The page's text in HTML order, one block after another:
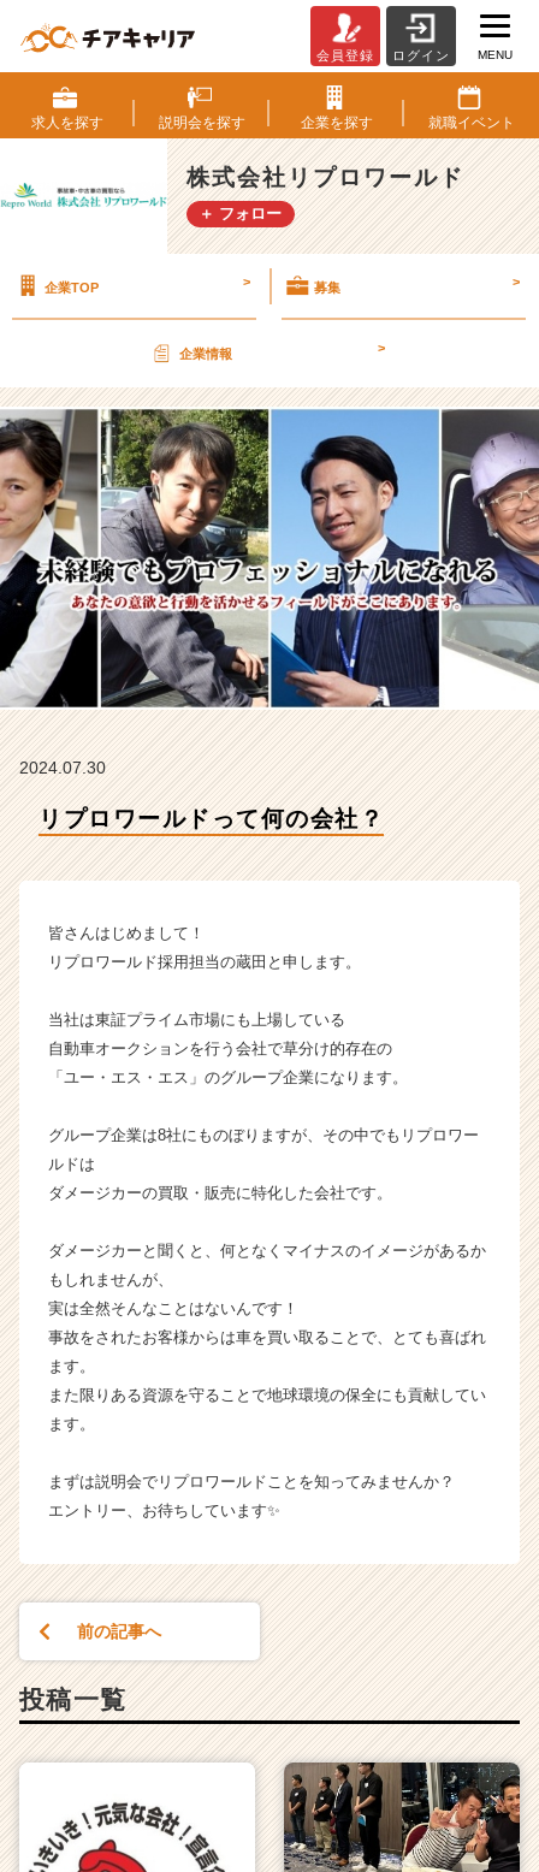
プ
ロ
ワ
ー
ル
ド
の
会
【株
式
会
社
リ
プ
ロ
ワ
ー
ル
ド
の
タ
ン】
チ
ー・
長
企
業
ら
ウ
が
く
就
イ
ア
キ
（C
e
a
e
r）
会員登録 ログイン MENU
求人を探す 説明会を探す 企業を探す 就職イベント
株式会社リプロワールド
＋ フォロー
企業TOP > 募集 >
企業情報 >
2024.07.30
リプロワールドって何の会社？
皆さんはじめまして！
リプロワールド採用担当の蔵田と申します。
当社は東証プライム市場にも上場している
自動車オークションを行う会社で草分け的存在の
「ユー・エス・エス」のグループ企業になります。
グループ企業は8社にものぼりますが、その中でもリプロワー
ルドは
ダメージカーの買取・販売に特化した会社です。
ダメージカーと聞くと、何となくマイナスのイメージがあるか
もしれませんが、
実は全然そんなことはないんです！
事故をされたお客様からは車を買い取ることで、とても喜ばれ
ます。
また限りある資源を守ることで地球環境の保全にも貢献してい
ます。
まずは説明会でリプロワールドことを知ってみませんか？
エントリー、お待ちしています✨
前の記事へ
投稿一覧